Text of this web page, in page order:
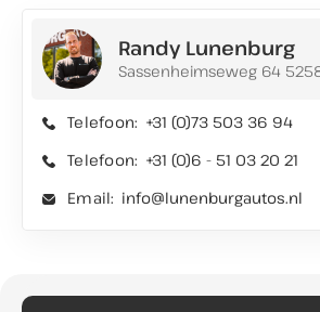
Randy Lunenburg
Sassenheimseweg 64
Telefoon: +31 (0)73 503 36 94
Telefoon: +31 (0)6 - 51 03 20 21
Email: info@lunenburgautos.nl